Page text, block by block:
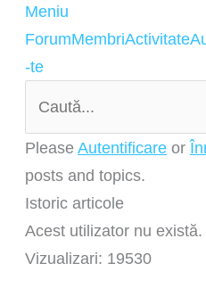
Meniu
ForumMembriActivitate
-te
PleaseAutentificare or
posts and topics.
Istoric articole
Acest utilizator nu există.
Vizualizari: 19530